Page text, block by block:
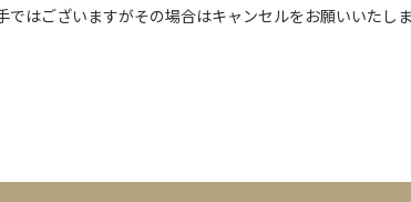
ではございますがその場合はキャンセルをお願いいたし